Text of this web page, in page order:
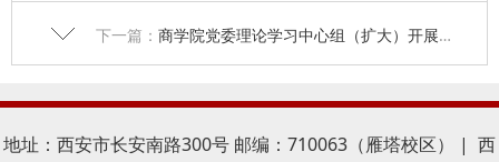
下一篇： 商学院党委理论学习中心组（扩大）开展集体学习
地址：西安市长安南路300号 邮编：710063（雁塔校区） | 西